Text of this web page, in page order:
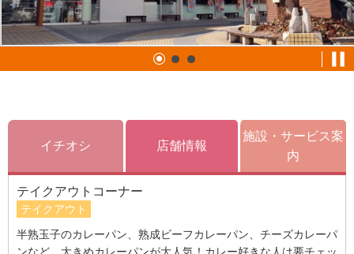
イチオシ 店舗情報
施設・サービス案
内
テイクアウトコーナー
テイクアウト
半熟玉子のカレーパン、熟成ビーフカレーパン、チーズカレーパ